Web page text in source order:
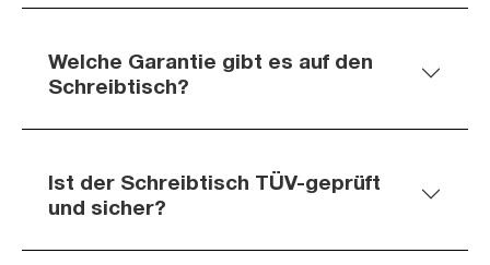
Welche Garantie gibt es auf den
Schreibtisch?
Ist der Schreibtisch TÜV-geprüft
und sicher?